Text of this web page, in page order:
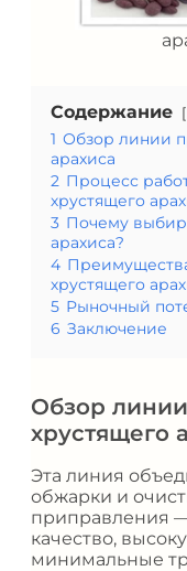
Содержание
1 Обзор линии
арахиса
2 Процесс
хрустящего
3 Почему
арахиса?
4
хрустящего
5 Рыночный
6 Заключение
Обзор
хрустящего
Эта линия
обжарки и
приправления
качество,
минимальные